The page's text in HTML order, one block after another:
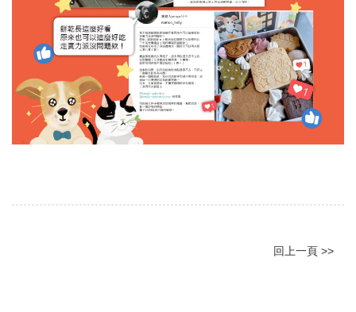
回上一頁 >>